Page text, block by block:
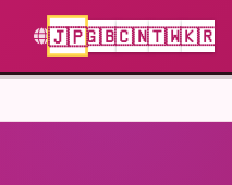
🇯🇵🇬🇧🇨🇳🇹🇼🇰🇷